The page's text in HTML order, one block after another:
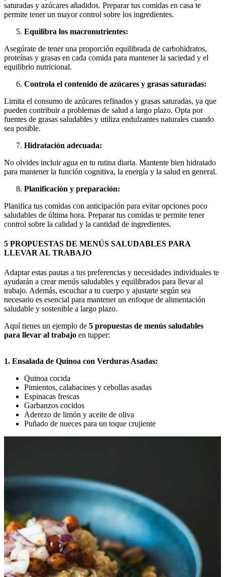
saturadas y azúcares añadidos. Preparar tus comidas en casa te
permite tener un mayor control sobre los ingredientes.
Equilibra los macronutrientes:
Asegúrate de tener una proporción equilibrada de carbohidratos,
proteínas y grasas en cada comida para mantener la saciedad y el
equilibrio nutricional.
Controla el contenido de azúcares y grasas saturadas:
Limita el consumo de azúcares refinados y grasas saturadas, ya que
pueden contribuir a problemas de salud a largo plazo. Opta por
fuentes de grasas saludables y utiliza endulzantes naturales cuando
sea posible.
Hidratación adecuada:
No olvides incluir agua en tu rutina diaria. Mantente bien hidratado
para mantener la función cognitiva, la energía y la salud en general.
Planificación y preparación:
Planifica tus comidas con anticipación para evitar opciones poco
saludables de última hora. Preparar tus comidas te permite tener
control sobre la calidad y la cantidad de ingredientes.
5 PROPUESTAS DE MENÚS SALUDABLES PARA
LLEVAR AL TRABAJO
Adaptar estas pautas a tus preferencias y necesidades individuales te
ayudarán a crear menús saludables y equilibrados para llevar al
trabajo. Además, escuchar a tu cuerpo y ajustarte según sea
necesario es esencial para mantener un enfoque de alimentación
saludable y sostenible a largo plazo.
Aquí tienes un ejemplo de 5 propuestas de menús saludables
para llevar al trabajo en tupper:
1. Ensalada de Quinoa con Verduras Asadas:
Quinoa cocida
Pimientos, calabacines y cebollas asadas
Espinacas frescas
Garbanzos cocidos
Aderezo de limón y aceite de oliva
Puñado de nueces para un toque crujiente